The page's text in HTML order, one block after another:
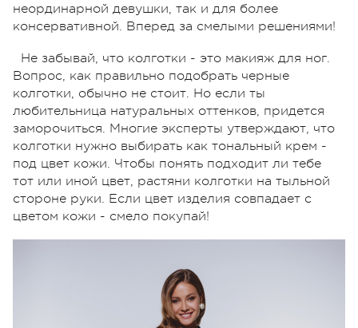
неординарной девушки, так и для более
консервативной. Вперед за смелыми решениями!
Не забывай, что колготки - это макияж для ног.
Вопрос, как правильно подобрать черные
колготки, обычно не стоит. Но если ты
любительница натуральных оттенков, придется
заморочиться. Многие эксперты утверждают, что
колготки нужно выбирать как тональный крем -
под цвет кожи. Чтобы понять подходит ли тебе
тот или иной цвет, растяни колготки на тыльной
стороне руки. Если цвет изделия совпадает с
цветом кожи - смело покупай!